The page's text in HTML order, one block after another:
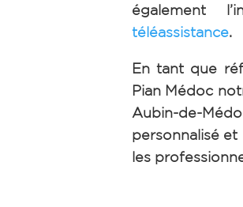
également
téléassistance.
En tant que
Pian Médoc
Aubin-de-
personnalisé
les